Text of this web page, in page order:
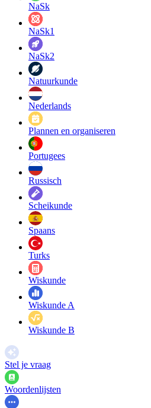
NaSk
NaSk1
NaSk2
Natuurkunde
Nederlands
Plannen en organiseren
Portugees
Russisch
Scheikunde
Spaans
Turks
Wiskunde
Wiskunde A
Wiskunde B
Stel je vraag
Woordenlijsten